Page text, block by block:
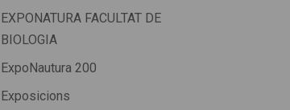
EXPONATURA FACULTAT DE
BIOLOGIA
ExpoNautura 200
Exposicions